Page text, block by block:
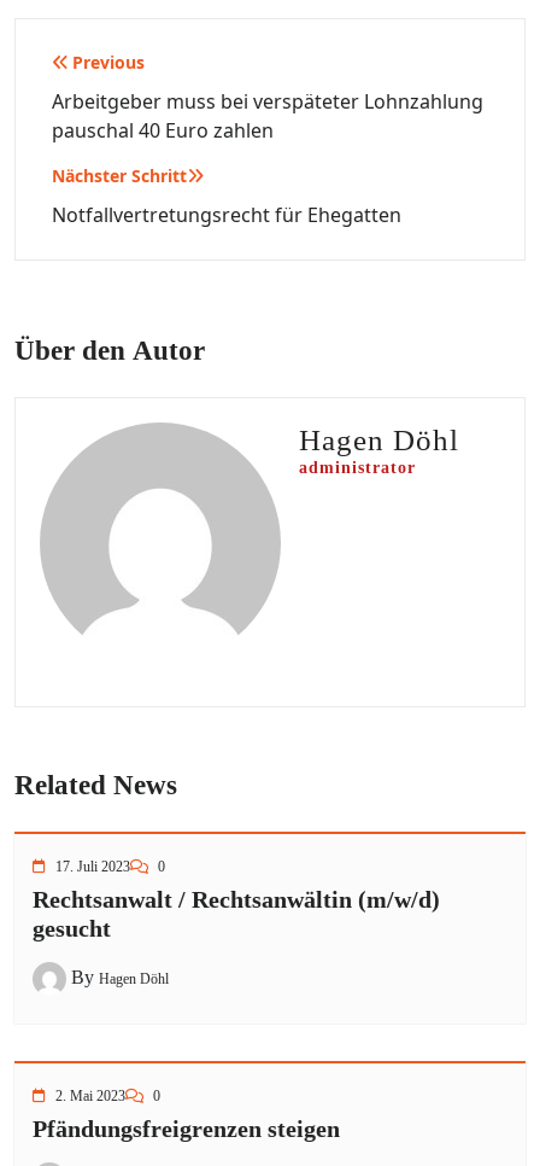
Beitragsnavigation
Previous
Arbeitgeber muss bei verspäteter Lohnzahlung
pauschal 40 Euro zahlen
Nächster Schritt
Notfallvertretungsrecht für Ehegatten
Über den Autor
Hagen Döhl
administrator
Related News
17. Juli 2023 0
Rechtsanwalt / Rechtsanwältin (m/w/d)
gesucht
By Hagen Döhl
2. Mai 2023 0
Pfändungsfreigrenzen steigen